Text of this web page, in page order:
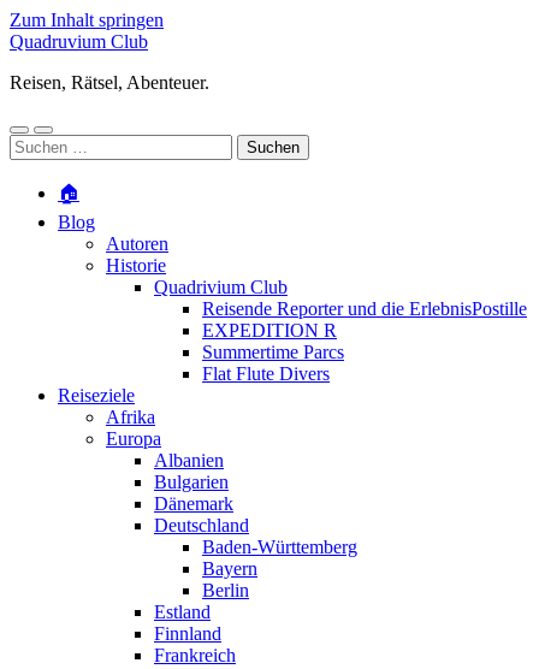
Zum Inhalt springen
Quadruvium Club
Reisen, Rätsel, Abenteuer.
Mobile-
Menü
Suchfeld
ein-/ausblenden
Suchen
nach:
🏠
Blog
Autoren
Historie
Quadrivium Club
Reisende Reporter und die ErlebnisPostille
EXPEDITION R
Summertime Parcs
Flat Flute Divers
Reiseziele
Afrika
Europa
Albanien
Bulgarien
Dänemark
Deutschland
Baden-Württemberg
Bayern
Berlin
Estland
Finnland
Frankreich